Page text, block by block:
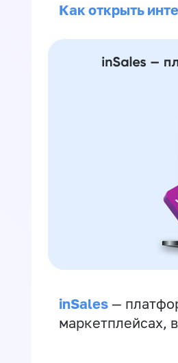
Как открыть
inSales —
маркетплейсах,